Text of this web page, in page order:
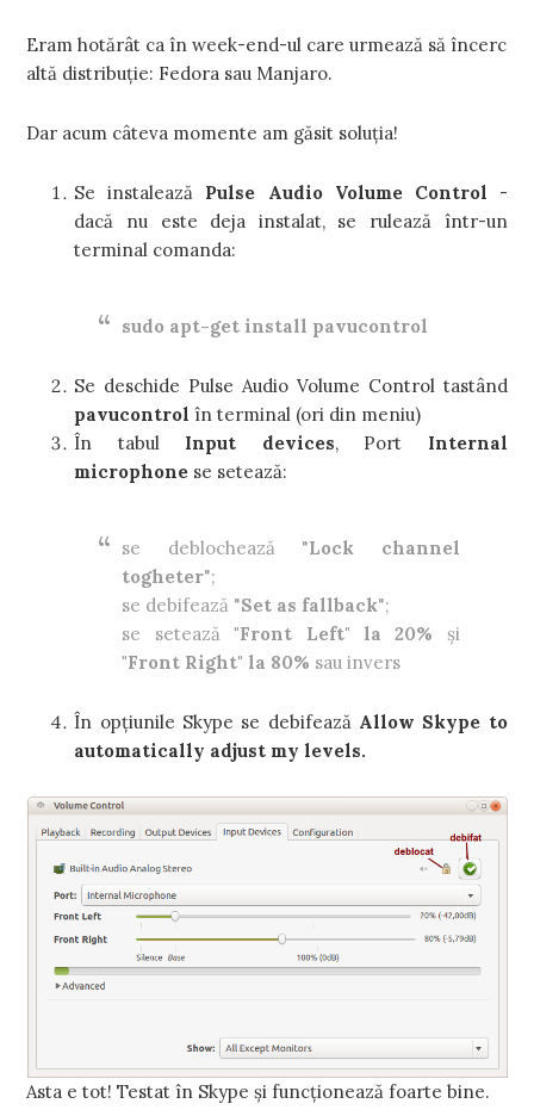
Eram hotărât ca în week-end-ul care urmează să încerc
altă distribuţie: Fedora sau Manjaro.
Dar acum câteva momente am găsit soluţia!
Se instalează Pulse Audio Volume Control -
dacă nu este deja instalat, se rulează într-un
terminal comanda:
sudo apt-get install pavucontrol
Se deschide Pulse Audio Volume Control tastând
pavucontrol în terminal (ori din meniu)
În tabul Input devices, Port Internal
microphone se setează:
se deblochează "Lock channel
togheter";
se debifează "Set as fallback";
se setează "Front Left" la 20% şi
"Front Right" la 80% sau invers
În opţiunile Skype se debifează Allow Skype to
automatically adjust my levels.
Asta e tot! Testat în Skype şi funcţionează foarte bine.